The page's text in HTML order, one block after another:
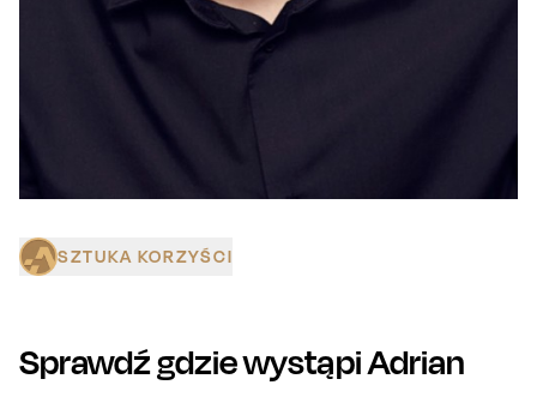
SZTUKA KORZYŚCI
Sprawdź gdzie wystąpiAdrian